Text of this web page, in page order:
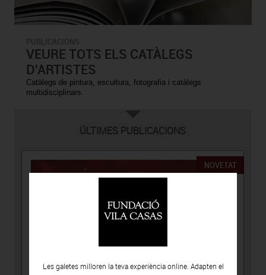
VEURE TOTS ELS CATÀLEGS
D'ARTISTES
Catàlegs de pintura, escultura, fotografia i catàlegs
multidisciplinars.
ÚLTIMES PUBLICACIONS
NOVETAT
Les galetes milloren la teva experiència online. Adapten el